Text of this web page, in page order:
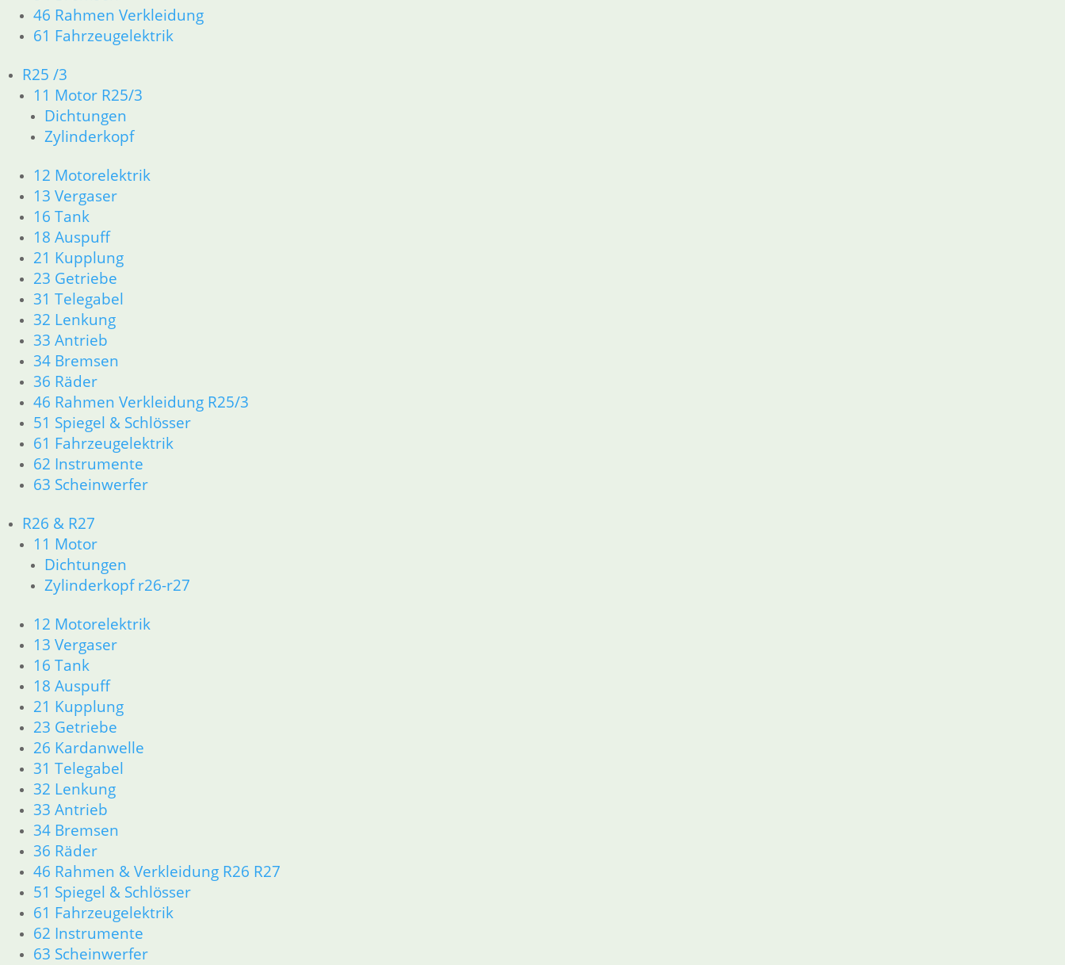
46 Rahmen Verkleidung
61 Fahrzeugelektrik
R25 /3
11 Motor R25/3
Dichtungen
Zylinderkopf
12 Motorelektrik
13 Vergaser
16 Tank
18 Auspuff
21 Kupplung
23 Getriebe
31 Telegabel
32 Lenkung
33 Antrieb
34 Bremsen
36 Räder
46 Rahmen Verkleidung R25/3
51 Spiegel & Schlösser
61 Fahrzeugelektrik
62 Instrumente
63 Scheinwerfer
R26 & R27
11 Motor
Dichtungen
Zylinderkopf r26-r27
12 Motorelektrik
13 Vergaser
16 Tank
18 Auspuff
21 Kupplung
23 Getriebe
26 Kardanwelle
31 Telegabel
32 Lenkung
33 Antrieb
34 Bremsen
36 Räder
46 Rahmen & Verkleidung R26 R27
51 Spiegel & Schlösser
61 Fahrzeugelektrik
62 Instrumente
63 Scheinwerfer
Gestänge mit Clip
Artikelnummer: 1236741
zzgl.Versandkosten
Manschette Schaltgestänge
Artikelnummer: 1236746
inkl. MwSt.
zzgl.
In den Warenkorb
Kickstarterkeil
11,50
inkl. MwSt.
zzgl. Versandkosten
In den Warenkorb
Rolle Schaltautomat
zzgl.Versandkosten
Rolle Schaltautomat
Artikelnummer: 1231572R
inkl. MwSt.
zzgl.
In den Warenkorb
Dichtring Getriebe Leerlaufschalter
1,00
Artikelnummer: 1355262
zzgl. Versandkosten
In den Warenkorb
Druckstück Eingangswelle bis Bj 3/85